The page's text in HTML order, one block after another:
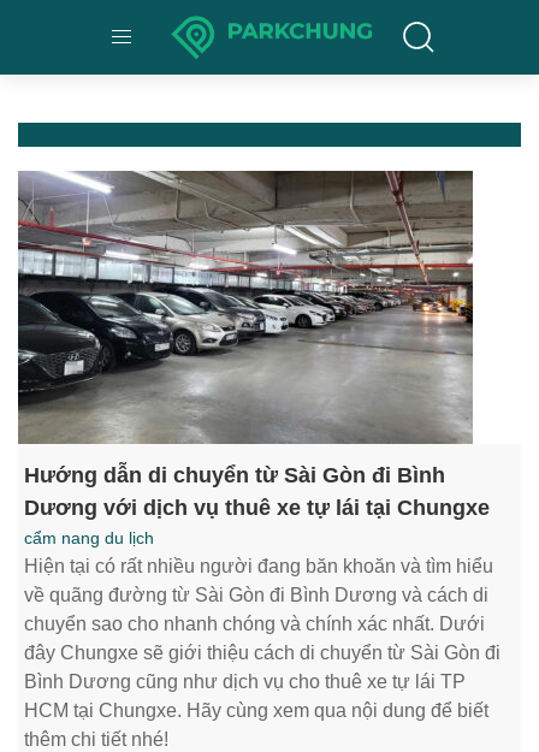
Hướng dẫn di chuyển từ Sài Gòn đi Bình
Dương với dịch vụ thuê xe tự lái tại Chungxe
cẩm nang du lịch
Hiện tại có rất nhiều người đang băn khoăn và tìm hiểu
về quãng đường từ Sài Gòn đi Bình Dương và cách di
chuyển sao cho nhanh chóng và chính xác nhất. Dưới
đây Chungxe sẽ giới thiệu cách di chuyển từ Sài Gòn đi
Bình Dương cũng như dịch vụ cho thuê xe tự lái TP
HCM tại Chungxe. Hãy cùng xem qua nội dung để biết
thêm chi tiết nhé!